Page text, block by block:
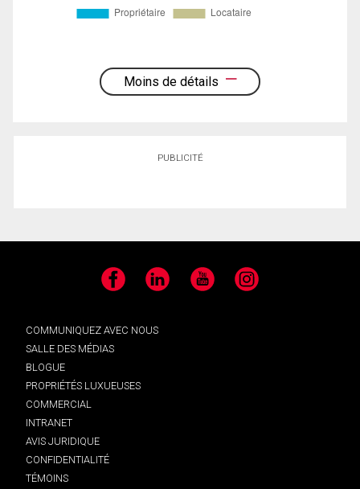
Moins de détails
PUBLICITÉ
Facebook LinkedIn YouTube Instagram
COMMUNIQUEZ AVEC NOUS
SALLE DES MÉDIAS
BLOGUE
PROPRIÉTÉS LUXUEUSES
COMMERCIAL
INTRANET
AVIS JURIDIQUE
CONFIDENTIALITÉ
TÉMOINS